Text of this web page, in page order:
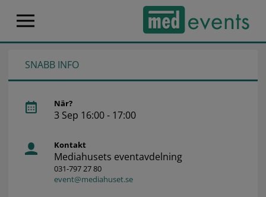
SNABB INFO
När?
3 Sep 16:00 - 17:00
Kontakt
Mediahusets eventavdelning
031-797 27 80
event@mediahuset.se